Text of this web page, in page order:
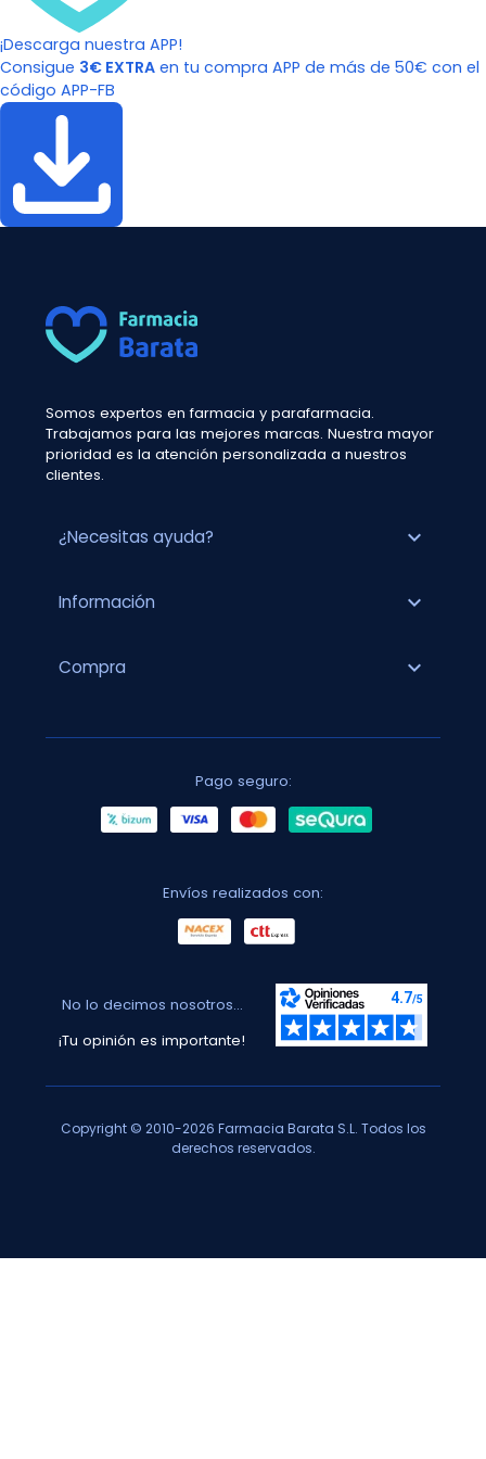
¡Descarga nuestra APP!
Consigue 3€ EXTRA en tu compra APP de más de 50€ con el
código APP-FB
Somos expertos en farmacia y parafarmacia.
Trabajamos para las mejores marcas. Nuestra mayor
prioridad es la atención personalizada a nuestros
clientes.
¿Necesitas ayuda? expand_more
Información expand_more
Compra expand_more
Pago seguro:
Envíos realizados con:
No lo decimos nosotros...
¡Tu opinión es importante!
Copyright © 2010-2026 Farmacia Barata S.L. Todos los
derechos reservados.